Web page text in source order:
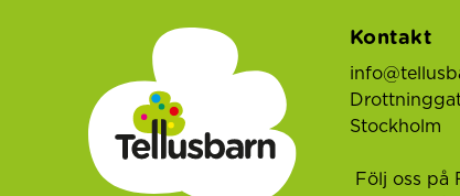
Kontakt
Stockholm
Följ oss på